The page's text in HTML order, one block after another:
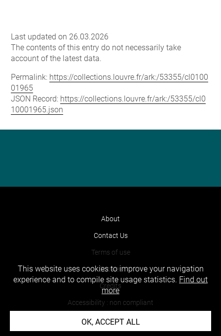
Last updated on 26.03.2026
The contents of this entry do not necessarily take
account of the latest data.
Permalink: https://collections.louvre.fr/ark:/53355/cl0100
01965
JSON Record: https://collections.louvre.fr/ark:/53355/cl0
10001965.json
About
Contact Us
Terms of use
Cookies
Credits
Accessibility : non compliant
This website uses cookies to improve your navigation
experience and to compile site usage statistics. Find out
more
OK, ACCEPT ALL